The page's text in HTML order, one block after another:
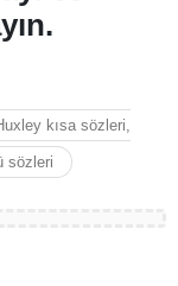
kısa sözleri,
sözleri